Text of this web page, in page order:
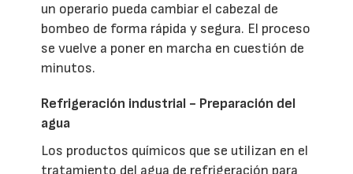
un operario pueda cambiar el cabezal de
bombeo de forma rápida y segura. El proceso
se vuelve a poner en marcha en cuestión de
minutos.
Refrigeración industrial - Preparación del
agua
Los productos químicos que se utilizan en el